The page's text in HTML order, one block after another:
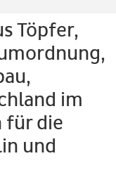
Töpfer,
im
für die
und